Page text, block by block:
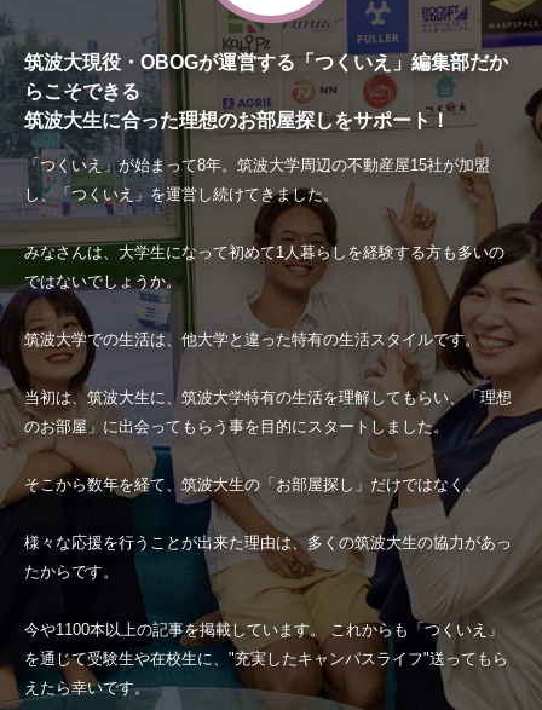
筑波大現役・OBOGが運営する「つくいえ」編集部だか
らこそできる
筑波大生に合った理想のお部屋探しをサポート！
「つくいえ」が始まって8年。筑波大学周辺の不動産屋15社が加盟
し、「つくいえ」を運営し続けてきました。
みなさんは、大学生になって初めて1人暮らしを経験する方も多いの
ではないでしょうか。
筑波大学での生活は、他大学と違った特有の生活スタイルです。
当初は、筑波大生に、筑波大学特有の生活を理解してもらい、「理想
のお部屋」に出会ってもらう事を目的にスタートしました。
そこから数年を経て、筑波大生の「お部屋探し」だけではなく、
様々な応援を行うことが出来た理由は、多くの筑波大生の協力があっ
たからです。
今や1100本以上の記事を掲載しています。 これからも「つくいえ」
を通じて受験生や在校生に、"充実したキャンパスライフ"送ってもら
えたら幸いです。